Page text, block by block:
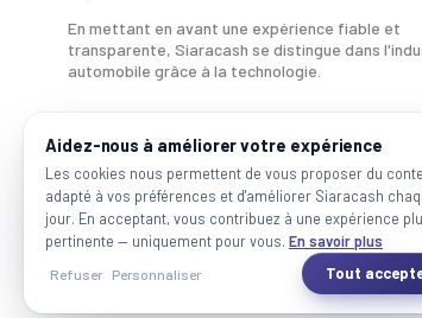
En mettant en avant une expérience fiable et
transparente, Siaracash se distingue dans
automobile grâce à la technologie.
Voitures par ville
Rabat Mohammadia Salé|Témara|Kénitra
2026 SiaraCash - Tous les droits sont réservés
Aidez-nous à améliorer votre expérience
Les cookies nous permettent de vous proposer du
adapté à vos préférences et d'améliorer Siaracash
jour. En acceptant, vous contribuez à une expérience
pertinente — uniquement pour vous. En savoir plus
Refuser Personnaliser Tout